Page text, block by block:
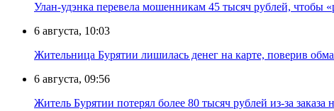
Улан-удэнка перевела мошенникам 45 тысяч рублей, чтобы
6 августа, 10:03
Жительница Бурятии лишилась денег на карте, поверив
6 августа, 09:56
Житель Бурятии потерял более 80 тысяч рублей из-за заказа